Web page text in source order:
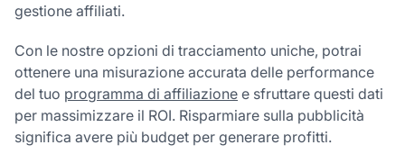
gestione affiliati.
Con le nostre opzioni di tracciamento uniche, potrai
ottenere una misurazione accurata delle performance
del tuo programma di affiliazione e sfruttare questi dati
per massimizzare il ROI. Risparmiare sulla pubblicità
significa avere più budget per generare profitti.